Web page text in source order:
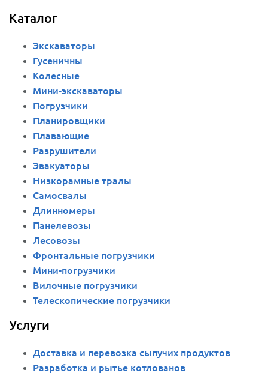
Каталог
Экскаваторы
Гусеничны
Колесные
Мини-экскаваторы
Погрузчики
Планировщики
Плавающие
Разрушители
Эвакуаторы
Низкорамные тралы
Самосвалы
Длинномеры
Панелевозы
Лесовозы
Фронтальные погрузчики
Мини-погрузчики
Вилочные погрузчики
Телескопические погрузчики
Услуги
Доставка и перевозка сыпучих продуктов
Разработка и рытье котлованов